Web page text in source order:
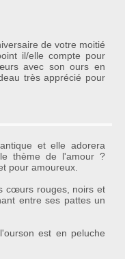
de votre moitié
il/elle compte pour
avec son ours en
très apprécié pour
et elle adorera
thème de l'amour ?
pour amoureux.
cœurs rouges, noirs et
entre ses pattes un
est en peluche